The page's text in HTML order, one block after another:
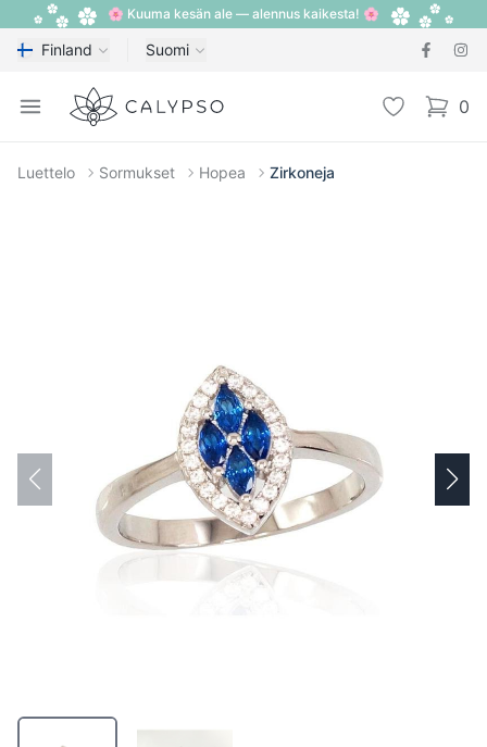
🌸 Kuuma kesän ale — alennus kaikesta! 🌸
Finland Suomi
Open menu
Calypso Toivelista 0
items
Luettelo Sormukset Hopea Zirkoneja